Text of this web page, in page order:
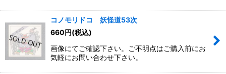
コノモリドコ 妖怪道53次
660円(税込)
画像にてご確認下さい。ご不明点はご購入前にお
気軽にお問い合わせ下さい。